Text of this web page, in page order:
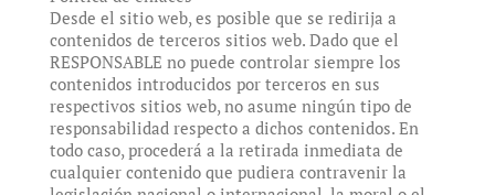
Desde el sitio web, es posible que se redirija a
contenidos de terceros sitios web. Dado que el
RESPONSABLE no puede controlar siempre los
contenidos introducidos por terceros en sus
respectivos sitios web, no asume ningún tipo de
responsabilidad respecto a dichos contenidos. En
todo caso, procederá a la retirada inmediata de
cualquier contenido que pudiera contravenir la